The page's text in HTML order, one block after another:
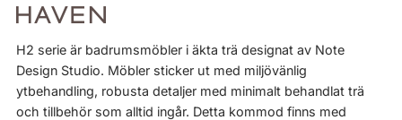
H2 serie är badrumsmöbler i äkta trä designat av Note
Design Studio. Möbler sticker ut med miljövänlig
ytbehandling, robusta detaljer med minimalt behandlat trä
och tillbehör som alltid ingår. Detta kommod finns med